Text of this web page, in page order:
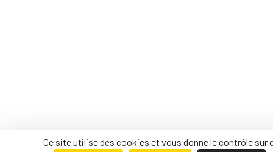
Ce site utilise des cookies et vous donne le contrôle sur